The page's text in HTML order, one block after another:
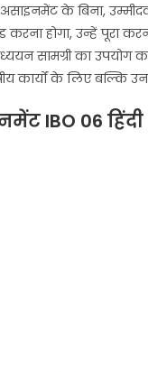
के बिना,
होगा, उन्हें पूरा
सामग्री का उपयोग
के लिए बल्कि
IBO 06